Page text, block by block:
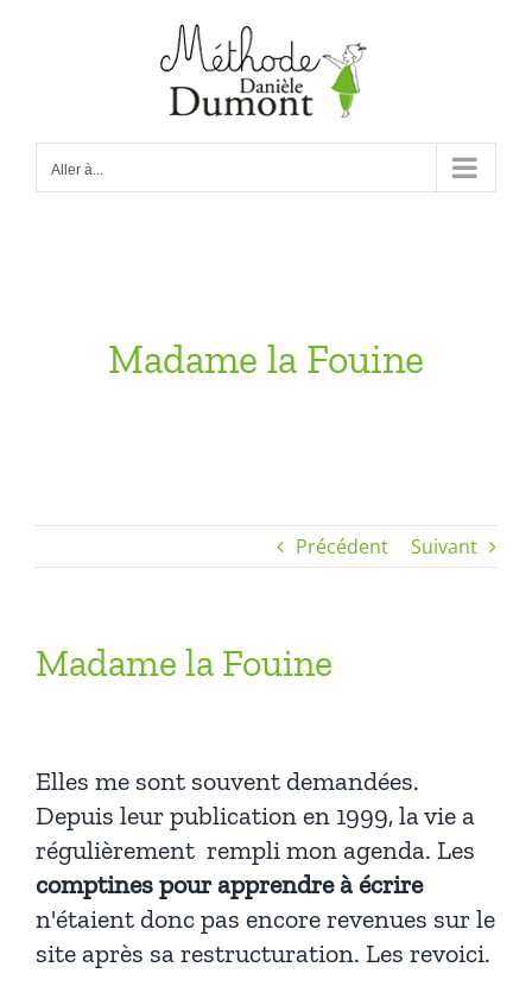
Aller à...
Madame la Fouine
Précédent Suivant
Madame la Fouine
Elles me sont souvent demandées.
Depuis leur publication en 1999, la vie a
régulièrement rempli mon agenda. Les
comptines pour apprendre à écrire
n'étaient donc pas encore revenues sur le
site après sa restructuration. Les revoici.